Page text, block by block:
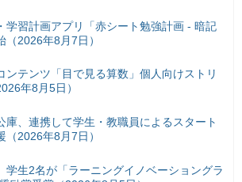
学習計画アプリ「赤シート勉強計画 - 暗記
（2026年8月7日）
ンテンツ「目で見る算数」個人向けストリ
年8月5日）
庫、連携して学生・教職員によるスタート
（2026年8月7日）
学生2名が「ラーニングイノベーショングラ